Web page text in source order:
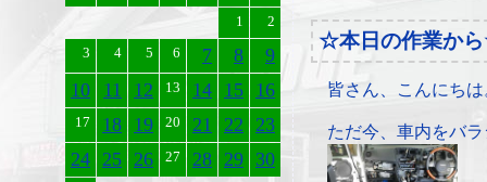
1
2
3
4 5 6 7 8
9
10
11 12 13 14 15 16
17 18 19 20 21 22 23
24 25 26 27 28 29 30
☆本日の作業か
皆さん、こんにちは
ただ今、車内をバ